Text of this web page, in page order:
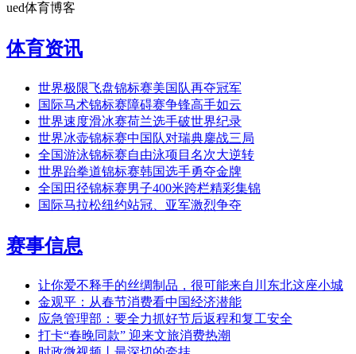
ued体育博客
体育资讯
世界极限飞盘锦标赛美国队再夺冠军
国际马术锦标赛障碍赛争锋高手如云
世界速度滑冰赛荷兰选手破世界纪录
世界冰壶锦标赛中国队对瑞典鏖战三局
全国游泳锦标赛自由泳项目名次大逆转
世界跆拳道锦标赛韩国选手勇夺金牌
全国田径锦标赛男子400米跨栏精彩集锦
国际马拉松纽约站冠、亚军激烈争夺
赛事信息
让你爱不释手的丝绸制品，很可能来自川东北这座小城
金观平：从春节消费看中国经济潜能
应急管理部：要全力抓好节后返程和复工安全
打卡“春晚同款” 迎来文旅消费热潮